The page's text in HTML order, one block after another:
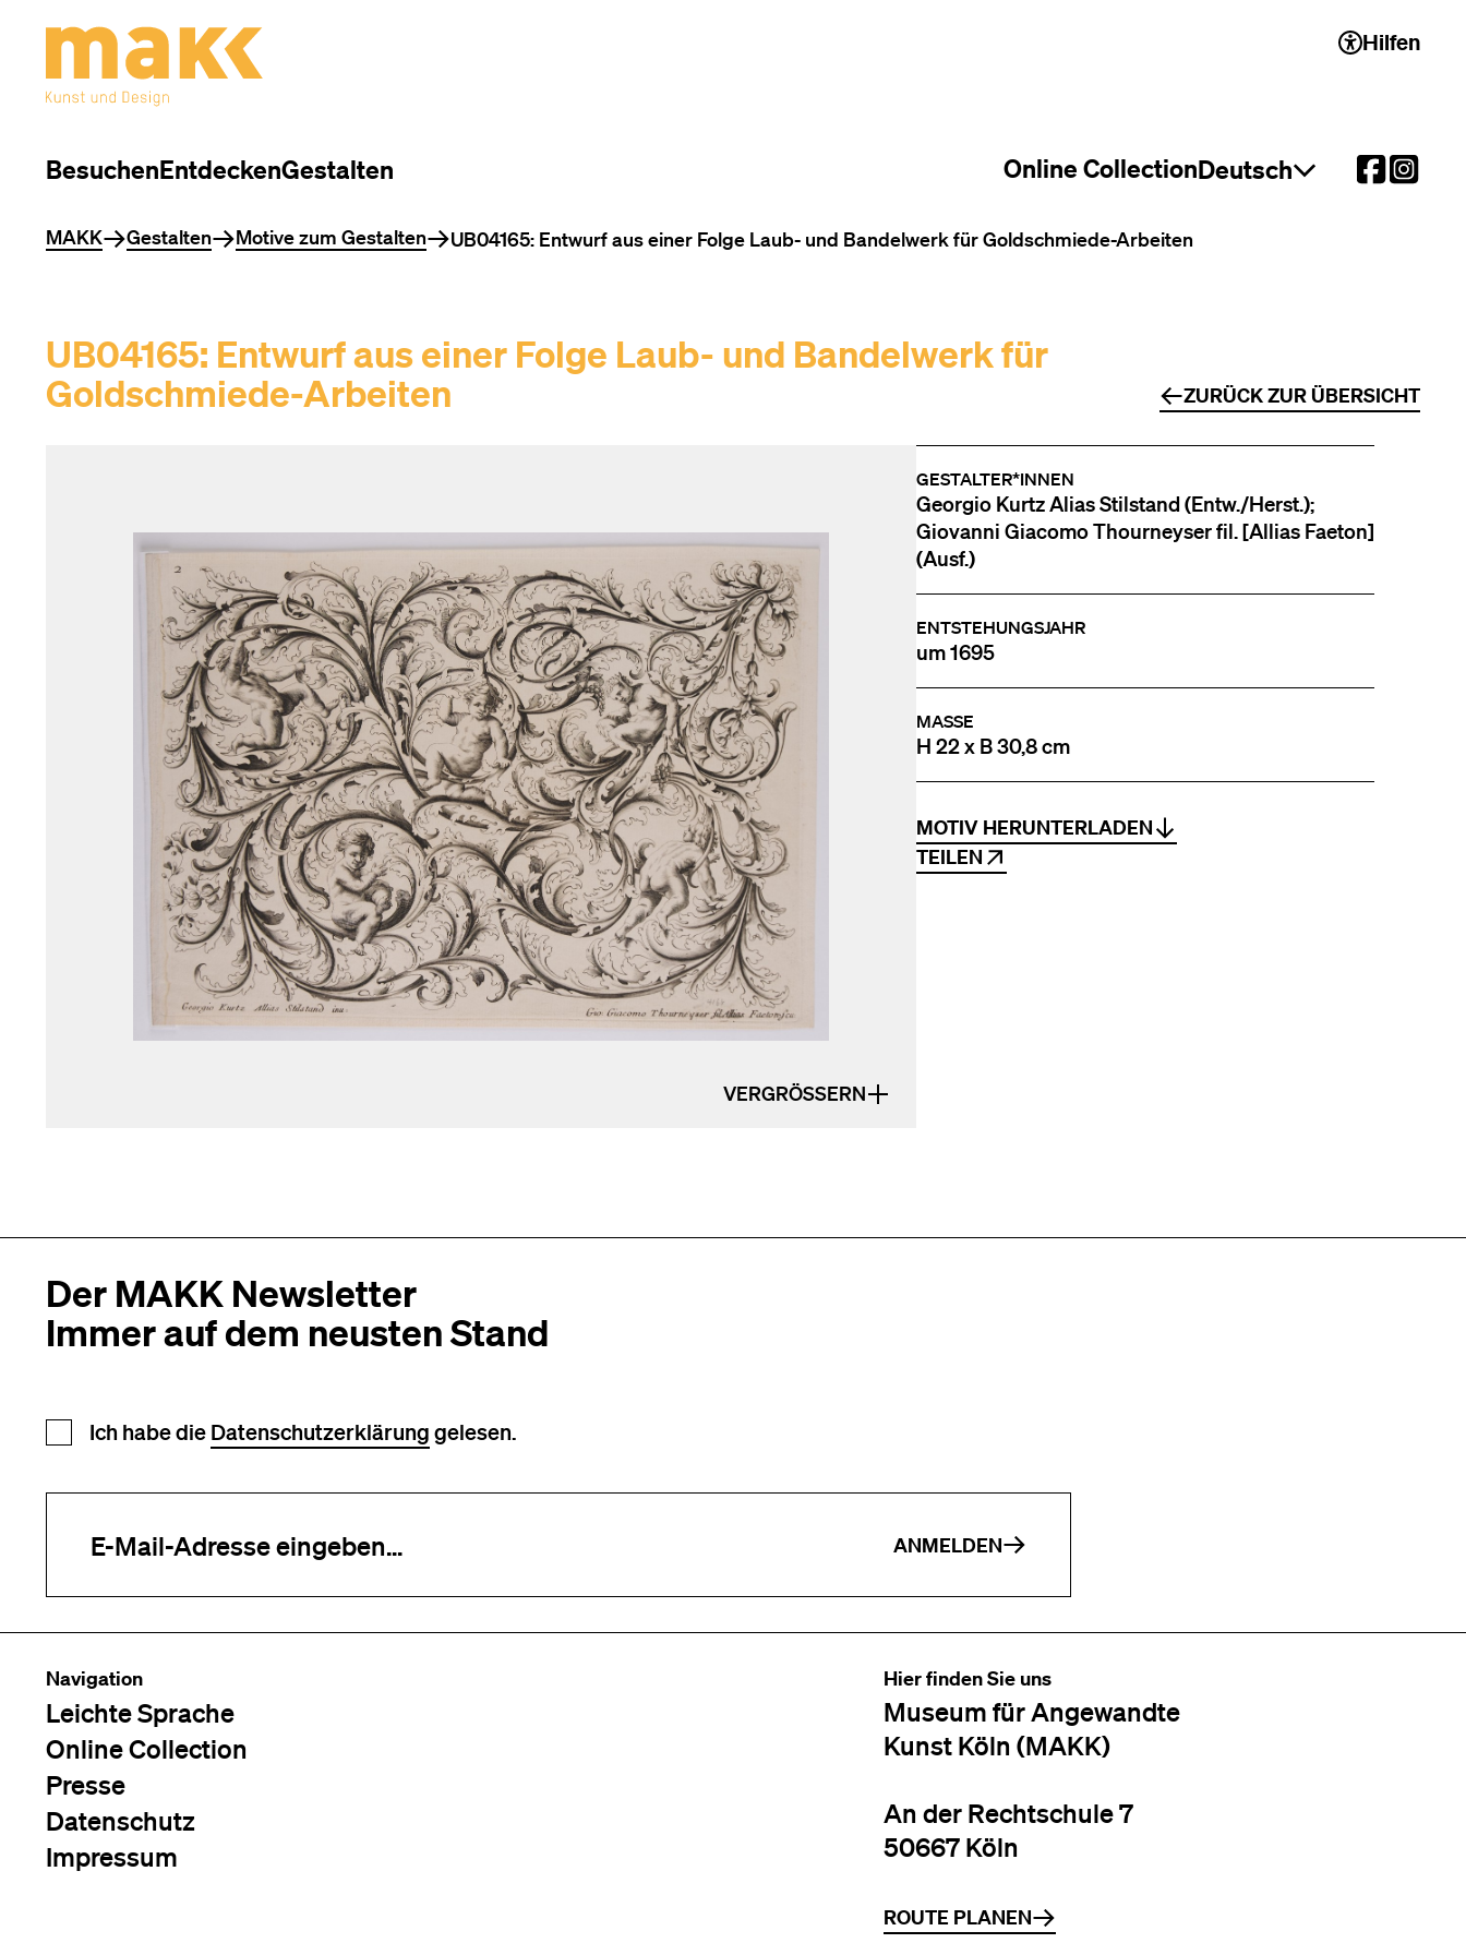
Hilfen
BesuchenEntdeckenGestalten Online CollectionSprachauswahl öffnen
Deutsch
Sie befinden sich hier
MAKK Gestalten Motive zum Gestalten UB04165: Entwurf aus einer Folge Laub- und Bandelwerk für Goldschmiede-Arbeiten
UB04165: Entwurf aus einer Folge Laub- und Bandelwerk für
Goldschmiede-Arbeiten
ZURÜCK ZUR ÜBERSICHT
VERGRÖSSERN
GESTALTER*INNEN
Georgio Kurtz Alias Stilstand (Entw./Herst.);
Giovanni Giacomo Thourneyser fil. [Allias Faeton]
(Ausf.)
ENTSTEHUNGSJAHR
um 1695
MASSE
H 22 x B 30,8 cm
MOTIV HERUNTERLADEN
TEILEN
Der MAKK Newsletter
Immer auf dem neusten Stand
Newsletter Anmeldung
Ich habe die Datenschutzerklärung gelesen.
ANMELDEN
Navigation
Leichte Sprache
Online Collection
Presse
Datenschutz
Impressum
Hier finden Sie uns
Museum für Angewandte
Kunst Köln (MAKK)
An der Rechtschule 7
50667 Köln
ROUTE PLANEN